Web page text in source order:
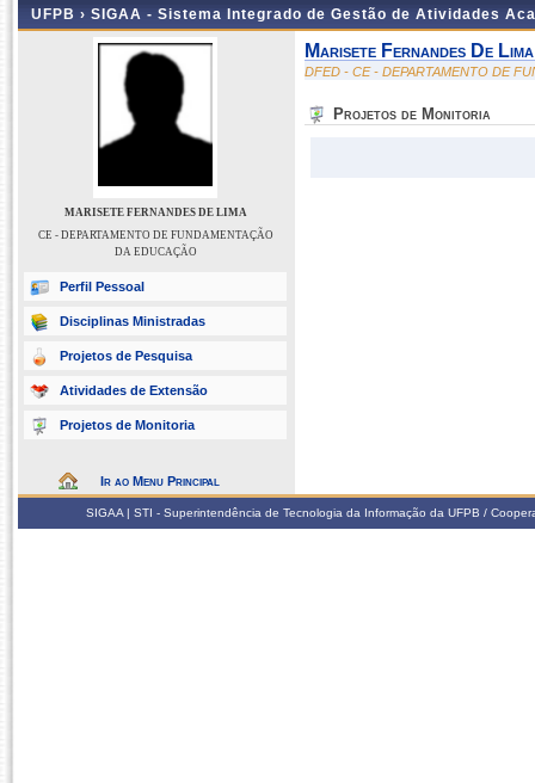
UFPB › SIGAA - Sistema Integrado de Gestão de Atividades
MARISETE FERNANDES DE LIMA
CE - DEPARTAMENTO DE FUNDAMENTAÇÃO
DA EDUCAÇÃO
Perfil Pessoal
Disciplinas Ministradas
Projetos de Pesquisa
Atividades de Extensão
Projetos de Monitoria
Ir ao Menu Principal
Marisete Fernandes De Lima
DFED - CE - DEPARTAMENTO DE
Projetos de Monitoria
SIGAA | STI - Superintendência de Tecnologia da Informação da UFPB /